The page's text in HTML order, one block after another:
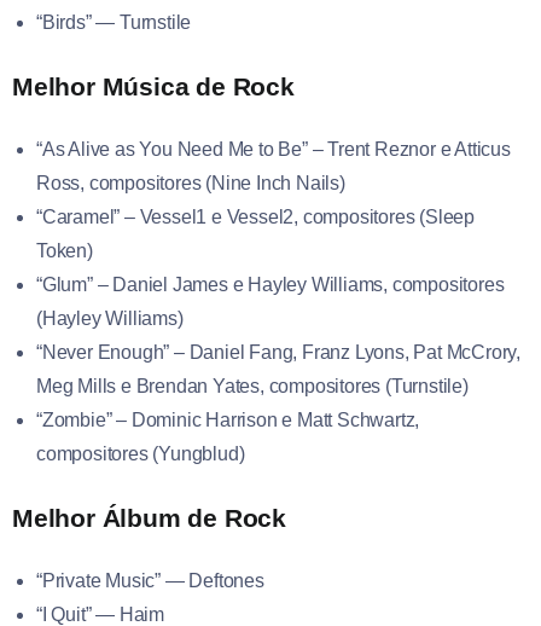
“Birds” — Turnstile
Melhor Música de Rock
“As Alive as You Need Me to Be” – Trent Reznor e Atticus
Ross, compositores (Nine Inch Nails)
“Caramel” – Vessel1 e Vessel2, compositores (Sleep
Token)
“Glum” – Daniel James e Hayley Williams, compositores
(Hayley Williams)
“Never Enough” – Daniel Fang, Franz Lyons, Pat McCrory,
Meg Mills e Brendan Yates, compositores (Turnstile)
“Zombie” – Dominic Harrison e Matt Schwartz,
compositores (Yungblud)
Melhor Álbum de Rock
“Private Music” — Deftones
“I Quit” — Haim